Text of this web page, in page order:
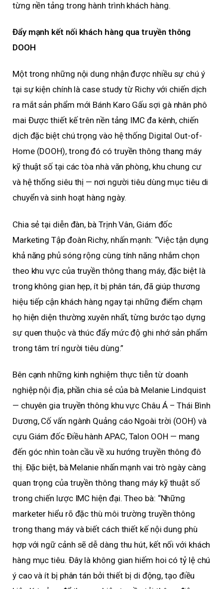
từng nền tảng trong hành trình khách hàng.
Đẩy mạnh kết nối khách hàng qua truyền thông
DOOH
Một trong những nội dung nhận được nhiều sự chú ý
tại sự kiện chính là case study từ Richy với chiến dịch
ra mắt sản phẩm mới Bánh Karo Gấu sợi gà nhân phô
mai Được thiết kế trên nền tảng IMC đa kênh, chiến
dịch đặc biệt chú trọng vào hệ thống Digital Out-of-
Home (DOOH), trong đó có truyền thông thang máy
kỹ thuật số tại các tòa nhà văn phòng, khu chung cư
và hệ thống siêu thị — nơi người tiêu dùng mục tiêu di
chuyển và sinh hoạt hàng ngày.
Chia sẻ tại diễn đàn, bà Trịnh Vân, Giám đốc
Marketing Tập đoàn Richy, nhấn mạnh: “Việc tận dụng
khả năng phủ sóng rộng cùng tính năng nhắm chọn
theo khu vực của truyền thông thang máy, đặc biệt là
trong không gian hẹp, ít bị phân tán, đã giúp thương
hiệu tiếp cận khách hàng ngay tại những điểm chạm
họ hiện diện thường xuyên nhất, từng bước tạo dựng
sự quen thuộc và thúc đẩy mức độ ghi nhớ sản phẩm
trong tâm trí người tiêu dùng.”
Bên cạnh những kinh nghiệm thực tiễn từ doanh
nghiệp nội địa, phần chia sẻ của bà Melanie Lindquist
— chuyên gia truyền thông khu vực Châu Á – Thái Bình
Dương, Cố vấn ngành Quảng cáo Ngoài trời (OOH) và
cựu Giám đốc Điều hành APAC, Talon OOH — mang
đến góc nhìn toàn cầu về xu hướng truyền thông đô
thị. Đặc biệt, bà Melanie nhấn mạnh vai trò ngày càng
quan trọng của truyền thông thang máy kỹ thuật số
trong chiến lược IMC hiện đại. Theo bà: “Những
marketer hiểu rõ đặc thù môi trường truyền thông
trong thang máy và biết cách thiết kế nội dung phù
hợp với ngữ cảnh sẽ dễ dàng thu hút, kết nối với khách
hàng mục tiêu. Đây là không gian hiếm hoi có tỷ lệ chú
ý cao và ít bị phân tán bởi thiết bị di động, tạo điều